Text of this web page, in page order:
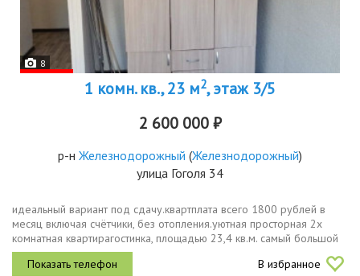
8
1 комн. кв., 23 м2, этаж 3/5
2 600 000 ₽
р-н Железнодорожный (Железнодорожный)
улица Гоголя 34
идеальный вариант под сдачу.квартплата всего 1800 рублей в
месяц включая счётчики, без отопления.уютная просторная 2х
комнатная квартирагостинка, площадью 23,4 кв.м. самый большой
метраж в данном доме санузел раздельный. полноценная ванна.
вся...
В избранное